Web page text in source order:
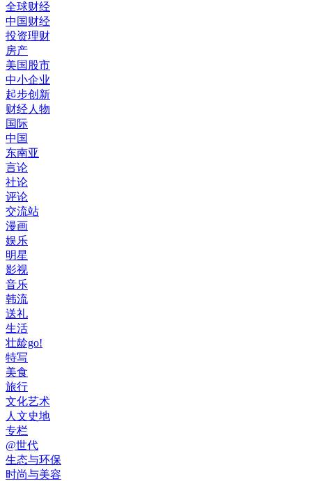
全球财经
中国财经
投资理财
房产
美国股市
中小企业
起步创新
财经人物
国际
中国
东南亚
言论
社论
评论
交流站
漫画
娱乐
明星
影视
音乐
韩流
送礼
生活
壮龄go!
特写
美食
旅行
文化艺术
人文史地
专栏
@世代
生态与环保
时尚与美容